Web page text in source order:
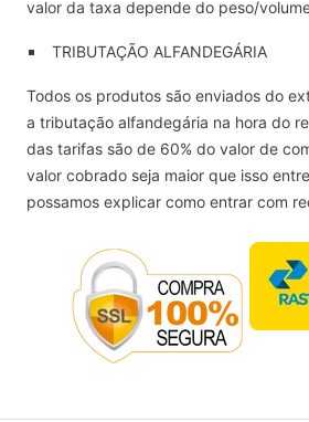
valor da taxa depende do peso/
TRIBUTAÇÃO ALFANDEGÁRIA
Todos os produtos são enviados do
a tributação alfandegária na hora do
das tarifas são de 60% do valor de
valor cobrado seja maior que isso
possamos explicar como entrar com